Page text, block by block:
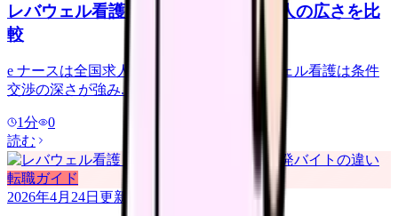
レバウェル看護 vs e ナース｜全国求人の広さを比
較
e ナースは全国求人網の広さが強み. レバウェル看護は条件
交渉の深さが強み. 両社の使い分けと併用.
1分
0
読む
転職ガイド
2026年4月24日 更新